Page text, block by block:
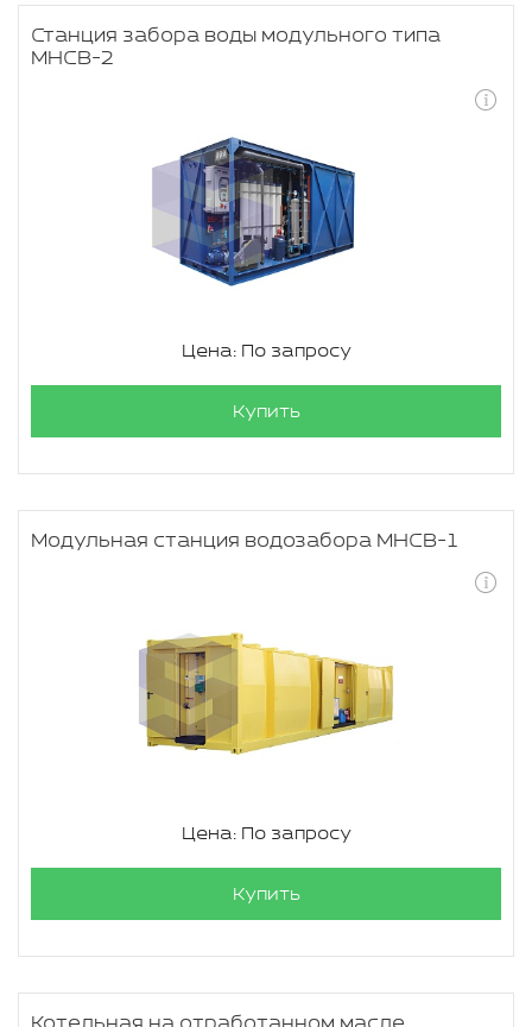
Станция забора воды модульного типа
МНСВ-2
Цена: По запросу
Купить
Модульная станция водозабора МНСВ-1
Цена: По запросу
Купить